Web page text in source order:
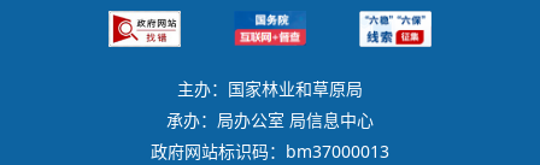
主办：国家林业和草原局
承办：局办公室 局信息中心
政府网站标识码：bm37000013